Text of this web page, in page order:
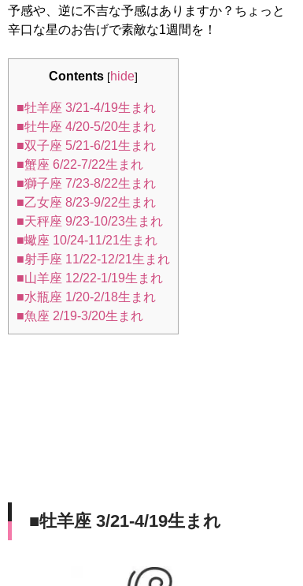
予感や、逆に不吉な予感はありますか？ちょっと
辛口な星のお告げで素敵な1週間を！
Contents [hide]
■牡羊座 3/21-4/19生まれ
■牡牛座 4/20-5/20生まれ
■双子座 5/21-6/21生まれ
■蟹座 6/22-7/22生まれ
■獅子座 7/23-8/22生まれ
■乙女座 8/23-9/22生まれ
■天秤座 9/23-10/23生まれ
■蠍座 10/24-11/21生まれ
■射手座 11/22-12/21生まれ
■山羊座 12/22-1/19生まれ
■水瓶座 1/20-2/18生まれ
■魚座 2/19-3/20生まれ
■牡羊座 3/21-4/19生まれ